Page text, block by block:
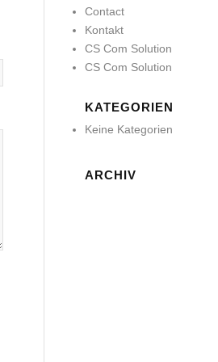
Contact
Kontakt
CS Com Solution
CS Com Solution
KATEGORIEN
Keine Kategorien
ARCHIV